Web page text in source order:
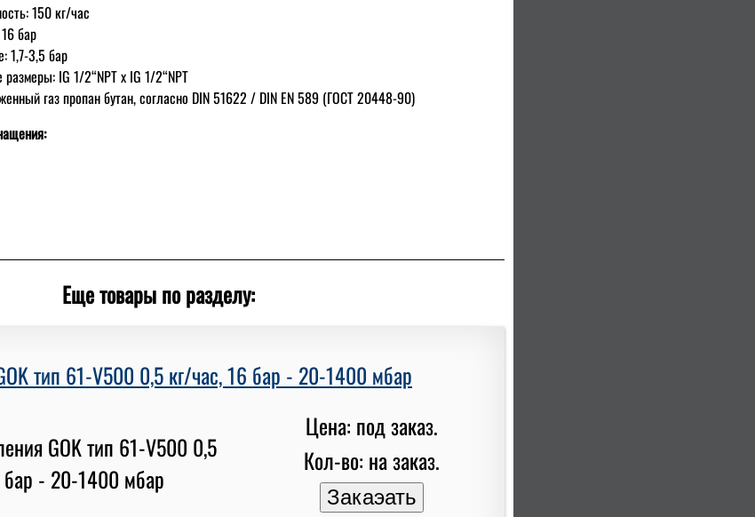
150 кг/час
бар
1,7-3,5 бар
IG 1/2“NPT x IG 1/2“NPT
газ пропан бутан, согласно DIN 51622 / DIN EN 589 (ГОСТ 20448-90)
Еще товары по разделу:
тип 61-V500 0,5 кг/час, 16 бар - 20-1400 мбар
Цена: под заказ.
Кол-во: на заказ.